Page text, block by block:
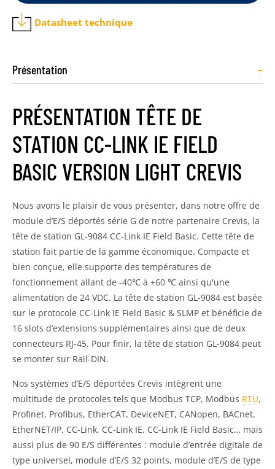
Datasheet technique
Présentation -
PRÉSENTATION TÊTE DE
STATION CC-LINK IE FIELD
BASIC VERSION LIGHT CREVIS
Nous avons le plaisir de vous présenter, dans notre offre de
module d’E/S déportés série G de notre partenaire Crevis, la
tête de station GL-9084 CC-Link IE Field Basic. Cette tête de
station fait partie de la gamme économique. Compacte et
bien conçue, elle supporte des températures de
fonctionnement allant de -40℃ à +60 ℃ ainsi qu'une
alimentation de 24 VDC. La tête de station GL-9084 est basée
sur le protocole CC-Link IE Field Basic & SLMP et bénéficie de
16 slots d’extensions supplémentaires ainsi que de deux
connecteurs RJ-45. Pour finir, la tête de station GL-9084 peut
se monter sur Rail-DIN.
Nos systèmes d’E/S déportées Crevis intègrent une
multitude de protocoles tels que Modbus TCP, Modbus RTU,
Profinet, Profibus, EtherCAT, DeviceNET, CANopen, BACnet,
EtherNET/IP, CC-Link, CC-Link IE, CC-Link IE Field Basic… mais
aussi plus de 90 E/S différentes : module d’entrée digitale de
type universel, module d’E/S 32 points, module d’E/S de type